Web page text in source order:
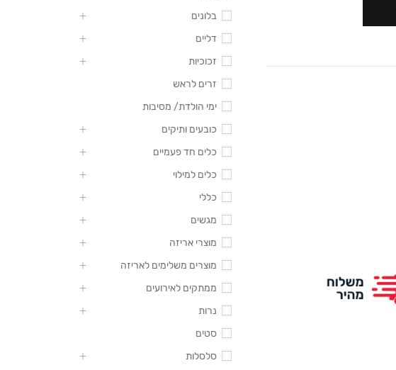
בלונים
דליים
זכוכיות
זרים לראש
ימי הולדת/ מסיבות
כובעים ותיקים
כלים חד פעמיים
כלים למילוי
כללי
מגשים
מוצרי אריזה
מוצרים משלימים לאריזה
ממתקים לאירועים
נרות
סטים
סלסלות